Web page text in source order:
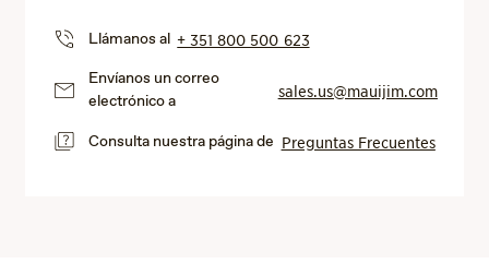
Llámanos al+ 351 800 500 623
Envíanos un correo
electrónico a
sales.us@mauijim.com
Consulta nuestra página de Preguntas Frecuentes